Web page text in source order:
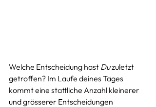
Welche Entscheidung hast Du zuletzt
getroffen? Im Laufe deines Tages
kommt eine stattliche Anzahl kleinerer
und grösserer Entscheidungen